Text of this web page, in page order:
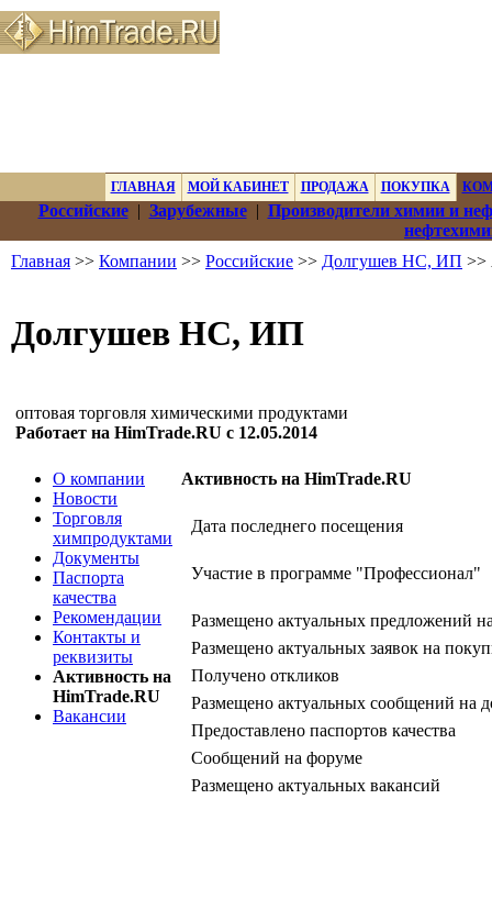
ГЛАВНАЯ МОЙ КАБИНЕТ ПРОДАЖА ПОКУПКА
Российские| Зарубежные| Производители химии и
Главная >> Компании >> Российские >> Долгушев НС, ИП >>
Долгушев НС, ИП
оптовая торговля химическими продуктами
Работает на HimTrade.RU с 12.05.2014
О компании
Новости
Торговля
химпродуктами
Документы
Паспорта
качества
Рекомендации
Контакты и
реквизиты
Активность на
HimTrade.RU
Вакансии
Активность на HimTrade.RU
Дата последнего посещения
Участие в программе "Профессионал"
Размещено актуальных предложений
Размещено актуальных заявок на
Получено откликов
Размещено актуальных сообщений на
Предоставлено паспортов качества
Сообщений на форуме
Размещено актуальных вакансий